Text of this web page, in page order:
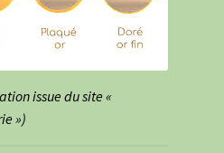
issue du site «
»)